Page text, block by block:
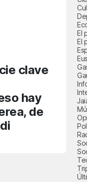
clave
hay
de
El
El